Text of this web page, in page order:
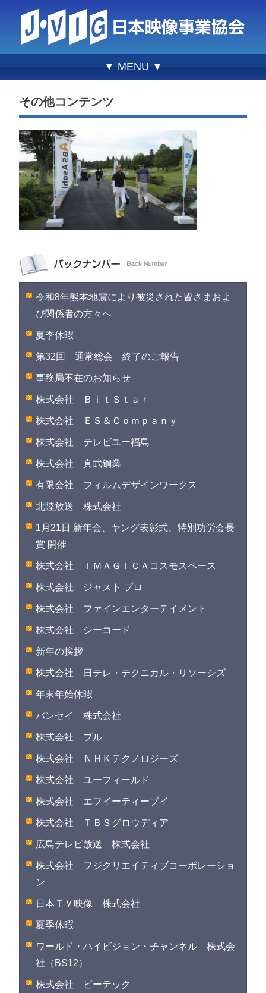
▼ MENU ▼
その他コンテンツ
令和8年熊本地震により被災された皆さまおよ
び関係者の方々へ
夏季休暇
第32回 通常総会 終了のご報告
事務局不在のお知らせ
株式会社 ＢｉｔＳｔａｒ
株式会社 ＥＳ＆Ｃｏｍｐａｎｙ
株式会社 テレビユー福島
株式会社 真武鋼業
有限会社 フィルムデザインワークス
北陸放送 株式会社
1月21日 新年会、ヤング表彰式、特別功労会長
賞 開催
株式会社 ＩＭＡＧＩＣＡコスモスペース
株式会社 ジャスト プロ
株式会社 ファインエンターテイメント
株式会社 シーコード
新年の挨拶
株式会社 日テレ・テクニカル・リソーシズ
年末年始休暇
バンセイ 株式会社
株式会社 ブル
株式会社 ＮＨＫテクノロジーズ
株式会社 ユーフィールド
株式会社 エフイーティーブイ
株式会社 ＴＢＳグロウディア
広島テレビ放送 株式会社
株式会社 フジクリエイティブコーポレーショ
ン
日本ＴＶ映像 株式会社
夏季休暇
ワールド・ハイビジョン・チャンネル 株式会
社（BS12）
株式会社 ビーテック